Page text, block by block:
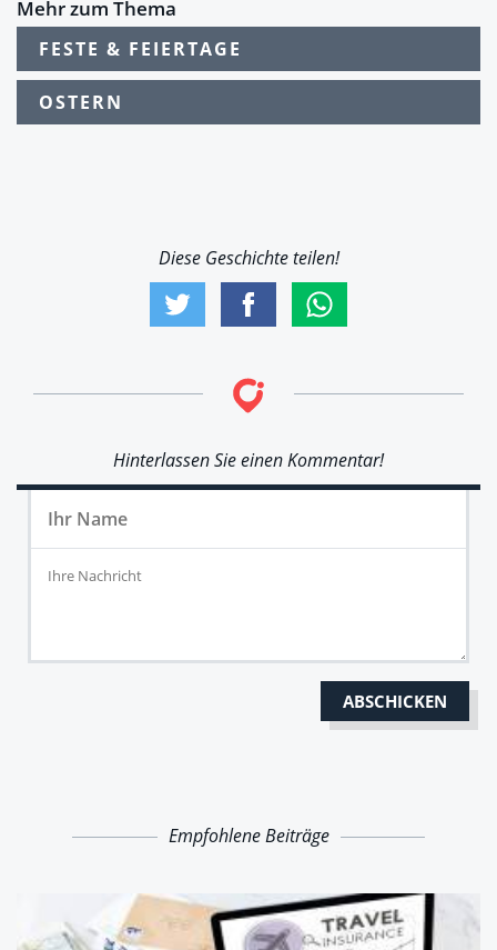
Mehr zum Thema
FESTE & FEIERTAGE
OSTERN
Diese Geschichte teilen!
Hinterlassen Sie einen Kommentar!
Empfohlene Beiträge